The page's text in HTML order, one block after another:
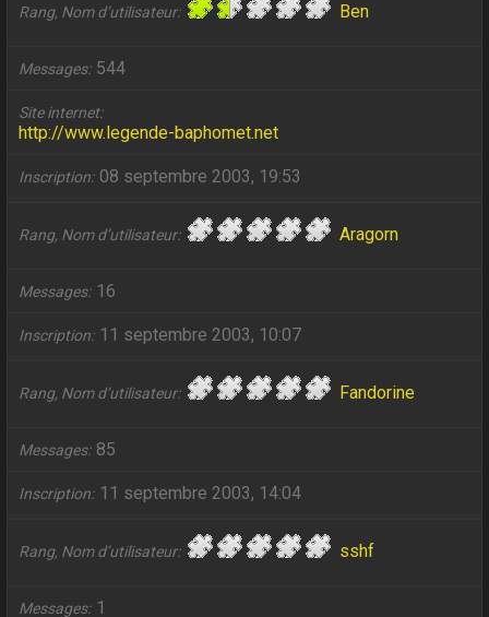
Rang, Nom d’utilisateur Ben
Messages 544
Site internet
http://www.legende-baphomet.net
Inscription 08 septembre 2003, 19:53
Rang, Nom d’utilisateur Aragorn
Messages 16
Inscription 11 septembre 2003, 10:07
Rang, Nom d’utilisateur Fandorine
Messages 85
Inscription 11 septembre 2003, 14:04
Rang, Nom d’utilisateur sshf
Messages 1